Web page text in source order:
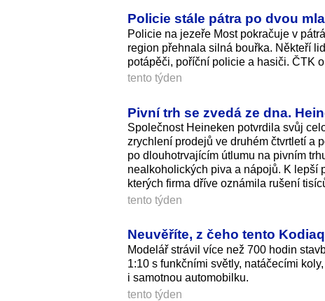
Policie stále pátra po dvou
Policie na jezeře Most pokračuje v
region přehnala silná bouřka. Někteří
potápěči, poříční policie a hasiči. ČTK
tento týden
Pivní trh se zvedá ze dna.
Společnost Heineken potvrdila svůj
zrychlení prodejů ve druhém čtvrtletí a
po dlouhotrvajícím útlumu na pivním
nealkoholických piva a nápojů. K lepší
kterých firma dříve oznámila rušení
tento týden
Neuvěříte, z čeho tento
Modelář strávil více než 700 hodin
1:10 s funkčními světly, natáčecími
i samotnou automobilku.
tento týden